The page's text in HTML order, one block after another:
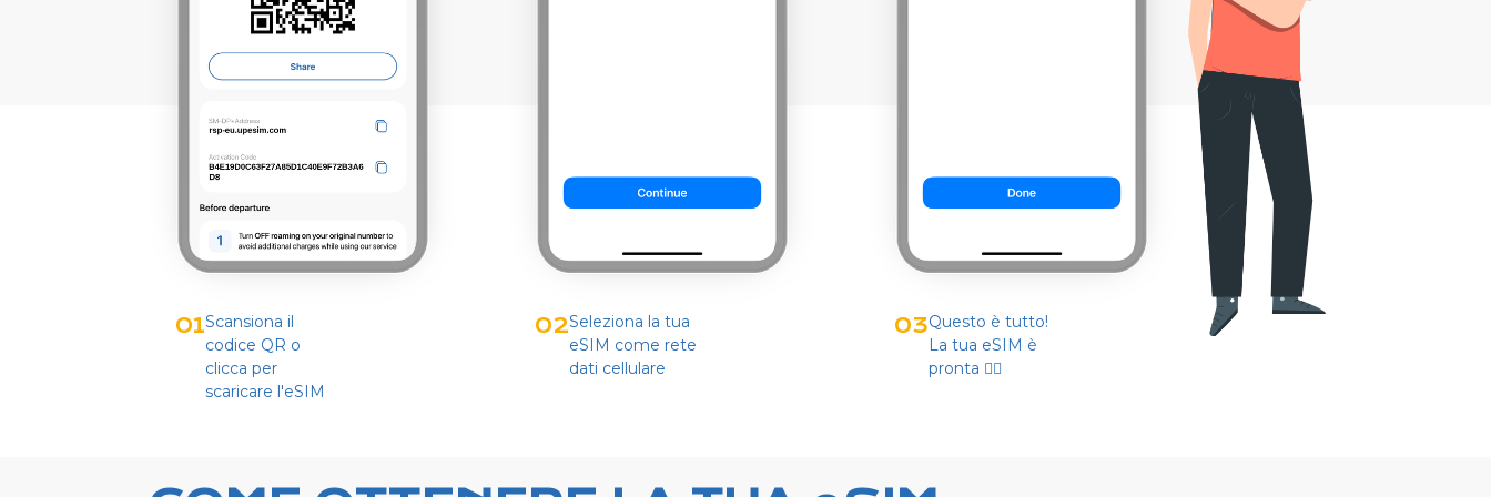
01Scansiona il
codice QR o
clicca per
scaricare l'eSIM
02Seleziona la tua
eSIM come rete
dati cellulare
03Questo è tutto!
La tua eSIM è
pronta 👌🏻